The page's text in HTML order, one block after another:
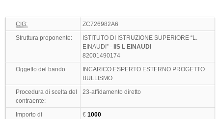
CIG:
ZC726982A6
Struttura proponente:
ISTITUTO DI ISTRUZIONE SUPERIORE “L.
EINAUDI” -
IIS L EINAUDI
82001490174
Oggetto del bando:
INCARICO ESPERTO ESTERNO PROGETTO
BULLISMO
Procedura di scelta del
contraente:
23-affidamento diretto
Importo di
€1000